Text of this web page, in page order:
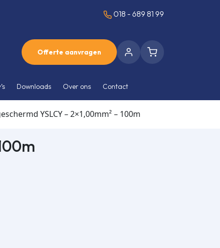
018 - 689 81 99
Offerte aanvragen
Downloads Over ons Contact
YSLCY – 2×1,00mm² – 100m